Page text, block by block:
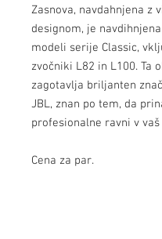
Zasnova, navdahnjena z
designom, je
modeli serije Classic,
zvočniki L82 in L100. Ta
zagotavlja briljanten
JBL, znan po tem, da
profesionalne ravni v vaš
Cena za par.